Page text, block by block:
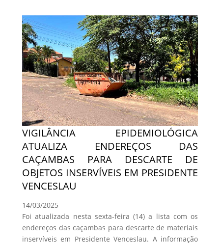
VIGILÂNCIA EPIDEMIOLÓGICA
ATUALIZA ENDEREÇOS DAS
CAÇAMBAS PARA DESCARTE DE
OBJETOS INSERVÍVEIS EM PRESIDENTE
VENCESLAU
14/03/2025
Foi atualizada nesta sexta-feira (14) a lista com os
endereços das caçambas para descarte de materiais
inservíveis em Presidente Venceslau. A informação